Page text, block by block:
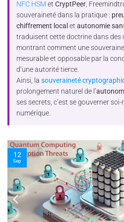
NFC HSM etCryptPeer ,
souveraineté dans la pratique :
chiffrement local etautonomie
traduisent cette doctrine dans des
montrant comment une
mesurable et opposable par la
d’une autorité tierce.
Ainsi, lasouveraineté
prolongement naturel de l’
ses secrets, c’est se gouverner soi-
numérique.
10
Nov